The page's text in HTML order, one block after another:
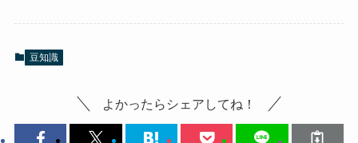
豆知識
よかったらシェアしてね！